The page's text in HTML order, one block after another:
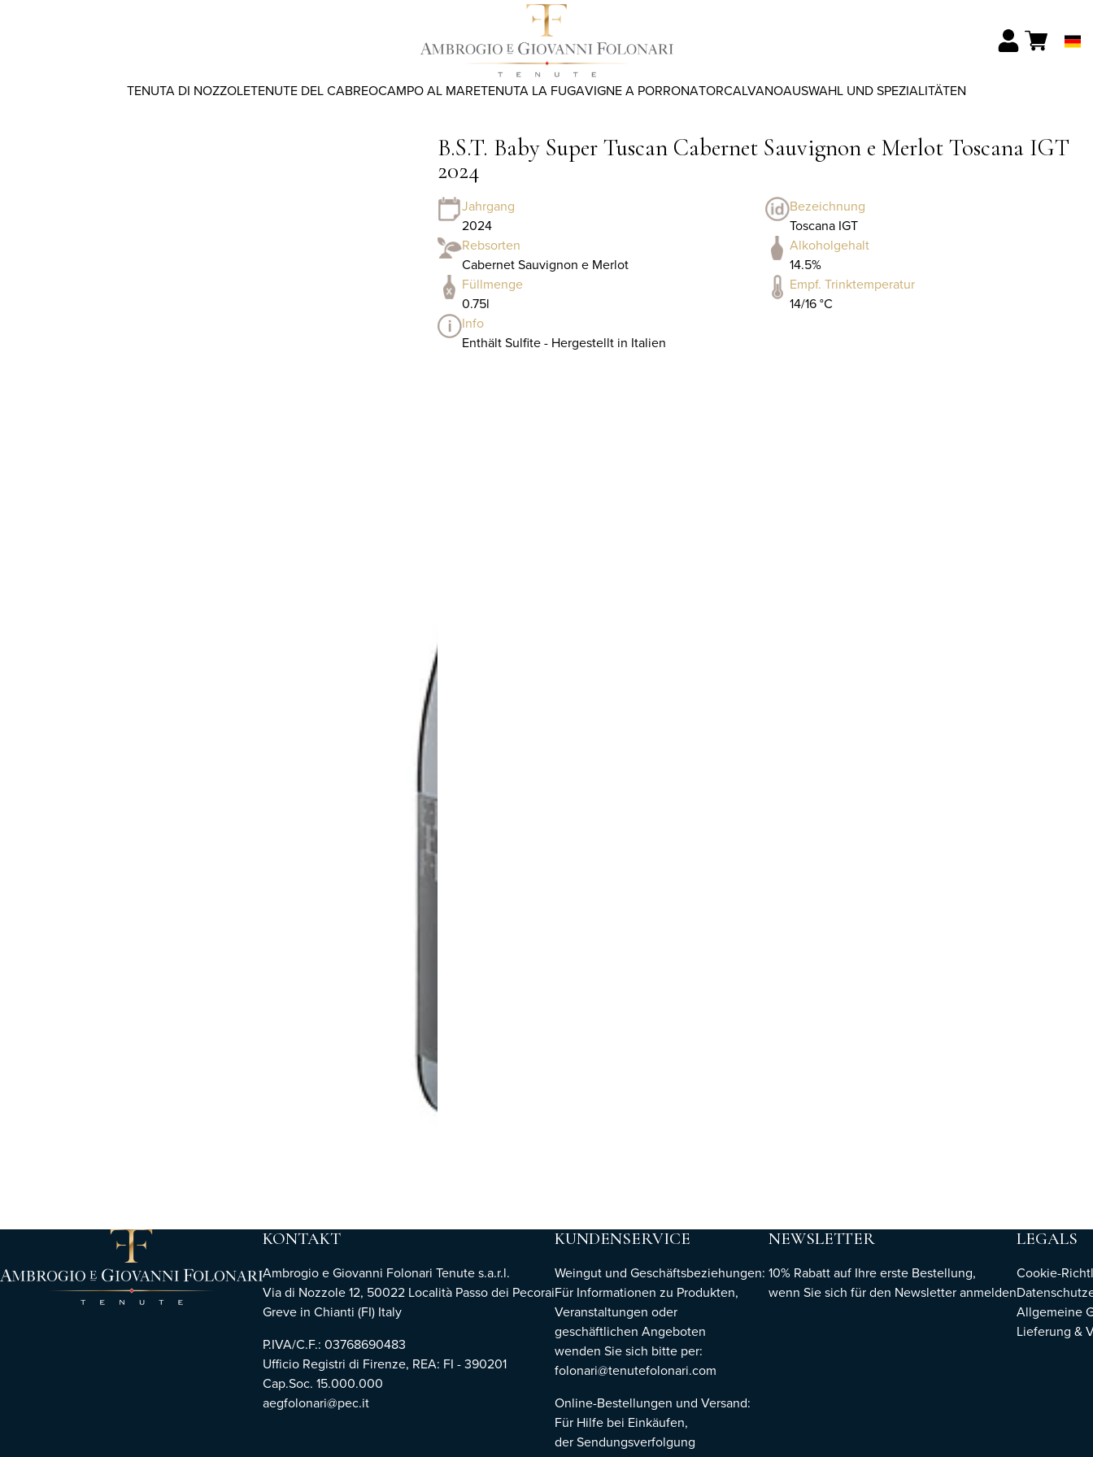
TENUTA DI NOZZOLETENUTE DEL CABREOCAMPO AL MARETENUTA LA FUGAVIGNE A PORRONATORCALVANOAUSWAHL UND SPEZIALITÄTEN
B.S.T. Baby Super Tuscan Cabernet Sauvignon e Merlot Toscana IGT
2024
Jahrgang
2024
Bezeichnung
Toscana IGT
Rebsorten
Cabernet Sauvignon e Merlot
Alkoholgehalt
14.5%
Füllmenge
0.75l
Empf. Trinktemperatur
14/16 °C
Info
Enthält Sulfite - Hergestellt in Italien
KONTAKT
Ambrogio e Giovanni Folonari Tenute s.a.r.l.
Via di Nozzole 12, 50022 Località Passo dei Pecorai
Greve in Chianti (FI) Italy
P.IVA/C.F.: 03768690483
Ufficio Registri di Firenze, REA: FI - 390201
Cap.Soc. 15.000.000
aegfolonari@pec.it
KUNDENSERVICE
Weingut und Geschäftsbeziehungen:
Für Informationen zu Produkten,
Veranstaltungen oder
geschäftlichen Angeboten
wenden Sie sich bitte per:
folonari@tenutefolonari.com
Online-Bestellungen und Versand:
Für Hilfe bei Einkäufen,
der Sendungsverfolgung
NEWSLETTER
10% Rabatt auf Ihre erste Bestellung,
wenn Sie sich für den Newsletteranmelden
LEGALS
Cookie-
Allgemeine
Lieferung &